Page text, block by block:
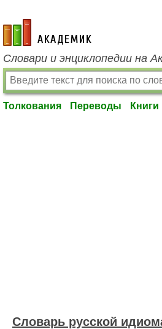
academic.ru
Словари и энциклопедии на
Толкования Переводы Книги
Словарь русской